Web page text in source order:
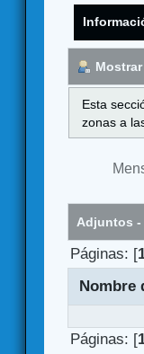
Esta
zonas a
Adjuntos -
Páginas: [
Nombre
Páginas: [